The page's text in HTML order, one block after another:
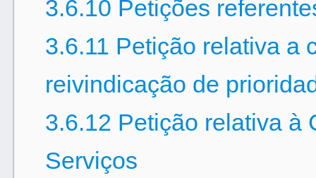
3.6.10 Petições
3.6.11 Petição relativa a
reivindicação de
3.6.12 Petição relativa à
Serviços